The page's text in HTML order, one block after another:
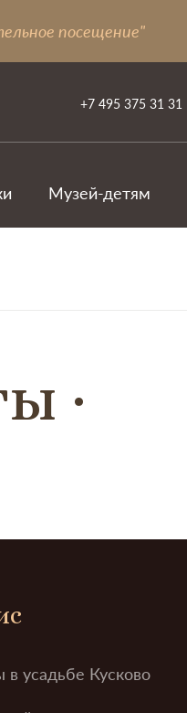
посещение"
+7 495 375 31 31
Музей-детям
в усадьбе Кусково